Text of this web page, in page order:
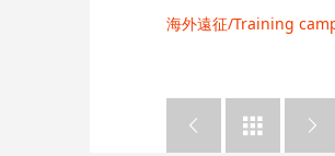
海外遠征/Training
  